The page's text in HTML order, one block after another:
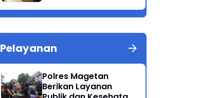
Pelayanan
Polres Magetan
Berikan Layanan